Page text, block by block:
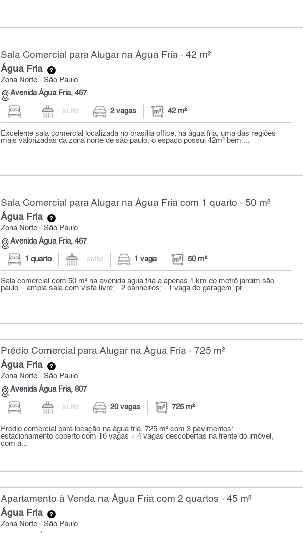
Sala Comercial para Alugar na Água Fria - 42 m²
Água Fria-
Zona Norte - São Paulo
Avenida Água Fria, 467
- - suíte 2 vagas 42 m²
Excelente sala comercial localizada no brasília office, na água fria, uma das regiões
mais valorizadas da zona norte de são paulo. o espaço possui 42m² bem ...
Sala Comercial para Alugar na Água Fria com 1 quarto - 50 m²
Água Fria-
Zona Norte - São Paulo
Avenida Água Fria, 467
1 quarto - suíte 1 vaga 50 m²
Sala comercial com 50 m² na avenida água fria a apenas 1 km do metrô jardim são
paulo. - ampla sala com vista livre; - 2 banheiros; - 1 vaga de garagem. pr...
Prédio Comercial para Alugar na Água Fria - 725 m²
Água Fria-
Zona Norte - São Paulo
Avenida Água Fria, 807
- - suíte 20 vagas 725 m²
Prédio comercial para locação na água fria, 725 m² com 3 pavimentos:
estacionamento coberto com 16 vagas + 4 vagas descobertas na frente do imóvel,
com a...
Apartamento à Venda na Água Fria com 2 quartos - 45 m²
Água Fria-
Zona Norte - São Paulo